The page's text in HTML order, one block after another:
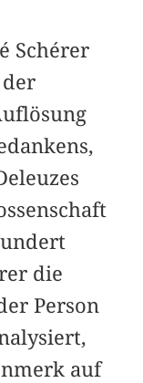
Schérer
die
Person
auf